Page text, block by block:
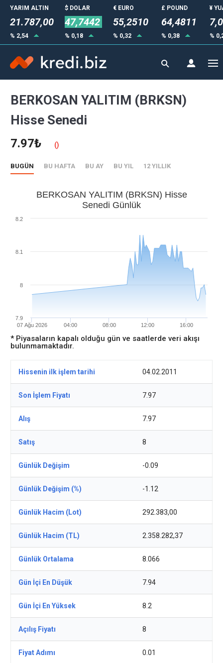
YARIM ALTIN
21.787,00
% 2,54
$ DOLAR
47,7442
% 0,18
€ EURO
55,2510
% 0,32
£ POUND
64,4811
% 0,38
¥
%
BERKOSAN YALITIM (BRKSN)
Hisse Senedi
7.97₺ ()
BUGÜN BU HAFTA BU AY BU YIL 12 YILLIK
BERKOSAN YALITIM (BRKSN) Hisse
Senedi Günlük
07 Ağu 2026 04:00 08:00 12:00 16:00
7.9
8
8.1
8.2
* Piyasaların kapalı olduğu gün ve saatlerde veri akışı
bulunmamaktadır.
Hissenin ilk işlem tarihi 04.02.2011
Son İşlem Fiyatı 7.97
Alış 7.97
Satış 8
Günlük Değişim -0.09
Günlük Değişim (%) -1.12
Günlük Hacim (Lot) 292.383,00
Günlük Hacim (TL) 2.358.282,37
Günlük Ortalama 8.066
Gün İçi En Düşük 7.94
Gün İçi En Yüksek 8.2
Açılış Fiyatı 8
Fiyat Adımı 0.01